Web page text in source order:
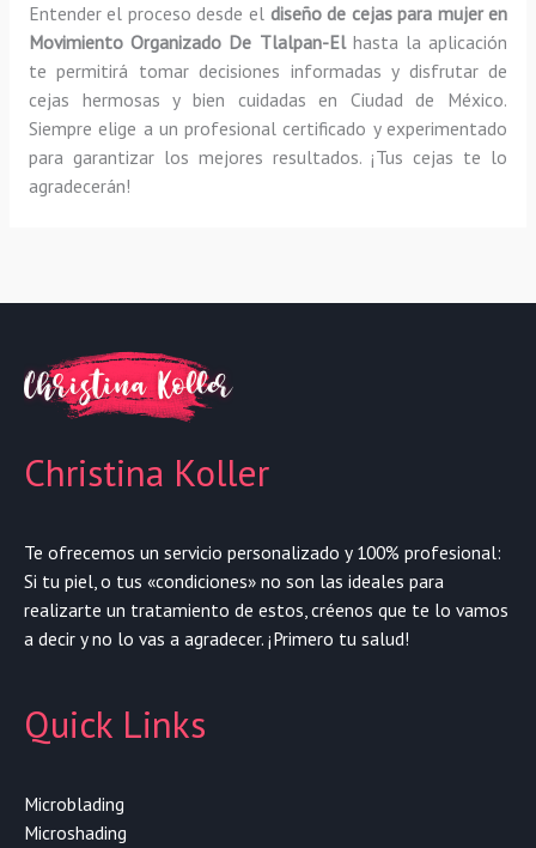
Entender el proceso desde el diseño de cejas para mujer en
Movimiento Organizado De Tlalpan-El hasta la aplicación
te permitirá tomar decisiones informadas y disfrutar de
cejas hermosas y bien cuidadas en Ciudad de México.
Siempre elige a un profesional certificado y experimentado
para garantizar los mejores resultados. ¡Tus cejas te lo
agradecerán!
Christina Koller
Te ofrecemos un servicio personalizado y 100% profesional:
Si tu piel, o tus «condiciones» no son las ideales para
realizarte un tratamiento de estos, créenos que te lo vamos
a decir y no lo vas a agradecer. ¡Primero tu salud!
Quick Links
Microblading
Microshading